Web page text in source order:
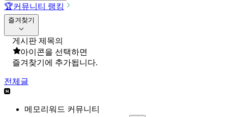
🏆커뮤니티 랭킹
즐겨찾기
게시판 제목의
아이콘을 선택하면
즐겨찾기에 추가됩니다.
전체글
메모리워드 커뮤니티